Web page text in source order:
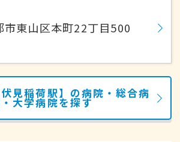
市東山区本町22丁目500
伏見稲荷駅】の病院・総合病
大学病院を探す